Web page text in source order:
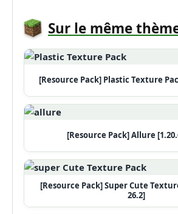
Sur le même
[Resource Pack] Plastic Texture
[Resource Pack] Allure
[Resource Pack] Super Cute
26.2]